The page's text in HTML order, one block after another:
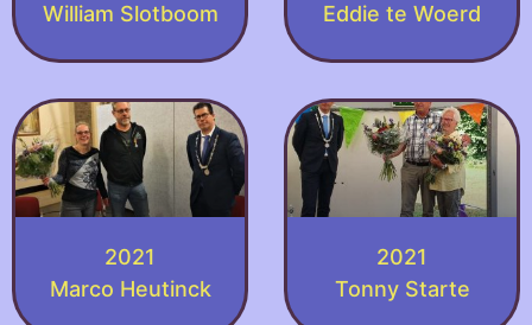
William Slotboom
Eddie te Woerd
2021
Marco Heutinck
2021
Tonny Starte